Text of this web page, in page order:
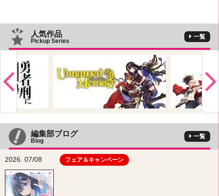
人気作品
Pickup Series
一覧
編集部ブログ
Blog
一覧
2026. 07/08 フェア＆キャンペーン